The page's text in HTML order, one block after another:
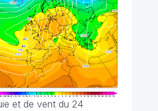
et de vent du 24